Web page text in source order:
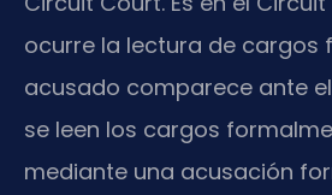
ocurre la lectura de cargos
acusado comparece ante
se leen los cargos
mediante una acusación